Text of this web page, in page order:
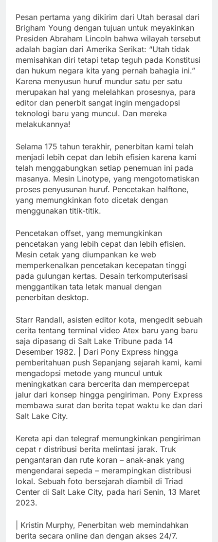
Pesan pertama yang dikirim dari Utah berasal dari
Brigham Young dengan tujuan untuk meyakinkan
Presiden Abraham Lincoln bahwa wilayah tersebut
adalah bagian dari Amerika Serikat: “Utah tidak
memisahkan diri tetapi tetap teguh pada Konstitusi
dan hukum negara kita yang pernah bahagia ini.”
Karena menyusun huruf mundur satu per satu
merupakan hal yang melelahkan prosesnya, para
editor dan penerbit sangat ingin mengadopsi
teknologi baru yang muncul. Dan mereka
melakukannya!
Selama 175 tahun terakhir, penerbitan kami telah
menjadi lebih cepat dan lebih efisien karena kami
telah menggabungkan setiap penemuan ini pada
masanya. Mesin Linotype, yang mengotomatiskan
proses penyusunan huruf. Pencetakan halftone,
yang memungkinkan foto dicetak dengan
menggunakan titik-titik.
Pencetakan offset, yang memungkinkan
pencetakan yang lebih cepat dan lebih efisien.
Mesin cetak yang diumpankan ke web
memperkenalkan pencetakan kecepatan tinggi
pada gulungan kertas. Desain terkomputerisasi
menggantikan tata letak manual dengan
penerbitan desktop.
Starr Randall, asisten editor kota, mengedit sebuah
cerita tentang terminal video Atex baru yang baru
saja dipasang di Salt Lake Tribune pada 14
Desember 1982. | Dari Pony Express hingga
pemberitahuan push Sepanjang sejarah kami, kami
mengadopsi metode yang muncul untuk
meningkatkan cara bercerita dan mempercepat
jalur dari konsep hingga pengiriman. Pony Express
membawa surat dan berita tepat waktu ke dan dari
Salt Lake City.
Kereta api dan telegraf memungkinkan pengiriman
cepat r distribusi berita melintasi jarak. Truk
pengantaran dan rute koran – anak-anak yang
mengendarai sepeda – merampingkan distribusi
lokal. Sebuah foto bersejarah diambil di Triad
Center di Salt Lake City, pada hari Senin, 13 Maret
2023.
| Kristin Murphy, Penerbitan web memindahkan
berita secara online dan dengan akses 24/7.